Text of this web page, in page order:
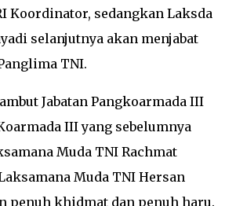
Koordinator, sedangkan Laksda
selanjutnya akan menjabat
TNI.
Jabatan Pangkoarmada III
III yang sebelumnya
Muda TNI Rachmat
Muda TNI Hersan
penuh khidmat dan penuh haru.